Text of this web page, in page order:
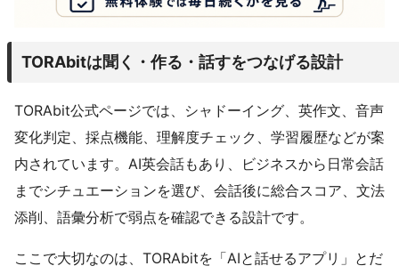
TORAbitは聞く・作る・話すをつなげる設計
TORAbit公式ページでは、シャドーイング、英作文、音声
変化判定、採点機能、理解度チェック、学習履歴などが案
内されています。AI英会話もあり、ビジネスから日常会話
までシチュエーションを選び、会話後に総合スコア、文法
添削、語彙分析で弱点を確認できる設計です。
ここで大切なのは、TORAbitを「AIと話せるアプリ」とだ